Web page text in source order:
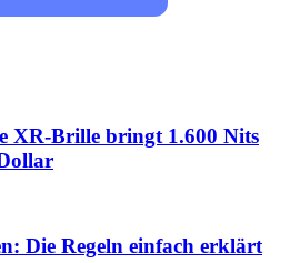
XR-Brille bringt 1.600 Nits
Die Regeln einfach erklärt